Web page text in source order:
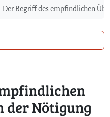
Der Begriff des empfindlichen
der Nötigung